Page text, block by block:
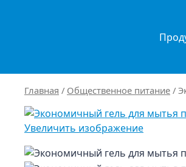
Главная / Общественное питание /
Увеличить изображение